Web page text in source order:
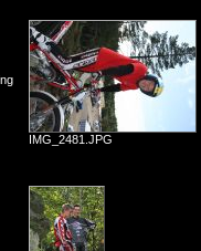
IMG_2481.JPG